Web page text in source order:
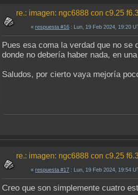
re.: imagen: ngc6888 con c9.25
« respuesta #16 : Lun, 19 Feb 2024, 19:20
Pues esa coma la verdad que no
donde no debería haber nada, en
Saludos, por cierto vaya mejoría
re.: imagen: ngc6888 con c9.25
« respuesta #17 : Lun, 19 Feb 2024, 19:54
Creo que son simplemente cuatro